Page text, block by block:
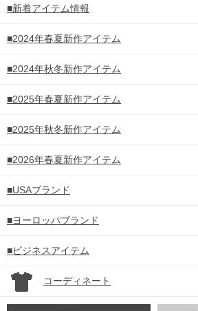
■新着アイテム情報
■2024年春夏新作アイテム
■2024年秋冬新作アイテム
■2025年春夏新作アイテム
■2025年秋冬新作アイテム
■2026年春夏新作アイテム
■USAブランド
■ヨーロッパブランド
■ビジネスアイテム
コーディネート